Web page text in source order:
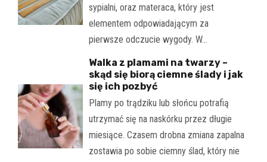
sypialni, oraz materaca, który jest
elementem odpowiadającym za
pierwsze odczucie wygody. W…
Walka z plamami na twarzy –
skąd się biorą ciemne ślady i jak
się ich pozbyć
Plamy po trądziku lub słońcu potrafią
utrzymać się na naskórku przez długie
miesiące. Czasem drobna zmiana zapalna
zostawia po sobie ciemny ślad, który nie